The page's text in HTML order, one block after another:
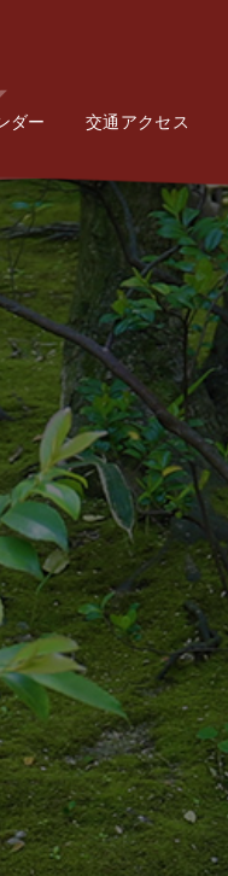
ダー 交通アクセス
Access